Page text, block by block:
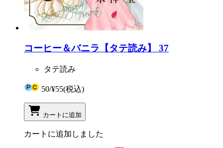
コーヒー＆バニラ【タテ読み】 37
タテ読み
50/¥55(税込)
カートに追加
カートに追加しました